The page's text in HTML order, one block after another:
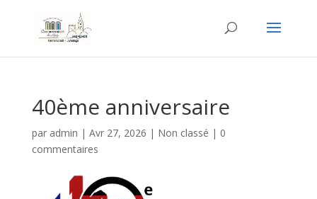
40ème anniversaire
par admin | Avr 27, 2026 | Non classé | 0
commentaires